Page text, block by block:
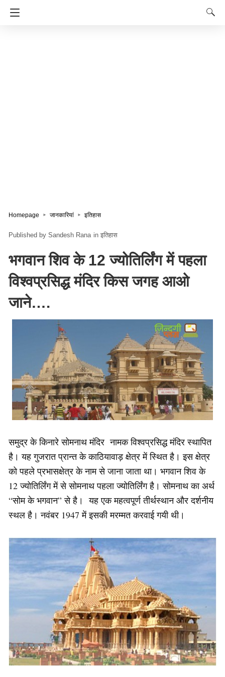
Homepage जानकारियां इतिहास
Sandesh Rana in इतिहास
भगवान शिव के 12 ज्योतिर्लिंग में पहला
विश्वप्रसिद्ध मंदिर किस जगह आओ
जाने….
समुद्र के किनारे सोमनाथ मंदिर नामक विश्वप्रसिद्ध मंदिर स्थापित
है। यह गुजरात प्रान्त के काठियावाड़ क्षेत्र में स्थित है। इस क्षेत्र
को पहले प्रभासक्षेत्र के नाम से जाना जाता था। भगवान शिव के
12 ज्योतिर्लिंग में से सोमनाथ पहला ज्योतिर्लिंग है। सोमनाथ का अर्थ
“सोम के भगवान” से है। यह एक महत्वपूर्ण तीर्थस्थान और दर्शनीय
स्थल है। नवंबर 1947 में इसकी मरम्मत करवाई गयी थी।